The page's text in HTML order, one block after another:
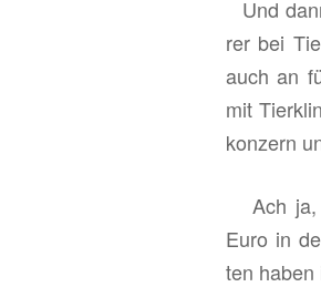
Und
rer bei
auch an
mit
kon­zern
Ach ja,
Euro in
ten